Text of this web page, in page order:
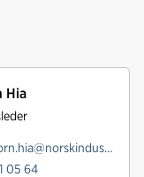
Hia
asbjorn.hia@norskindustri.no
05 64